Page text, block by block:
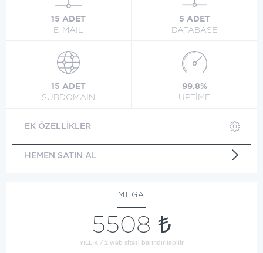
15 ADET
E-MAIL
5 ADET
DATABASE
15 ADET
SUBDOMAIN
99.8%
UPTİME
EK ÖZELLİKLER
HEMEN SATIN AL
MEGA
5508 ₺
YILLIK / 2 web sitesi barındırılabilir